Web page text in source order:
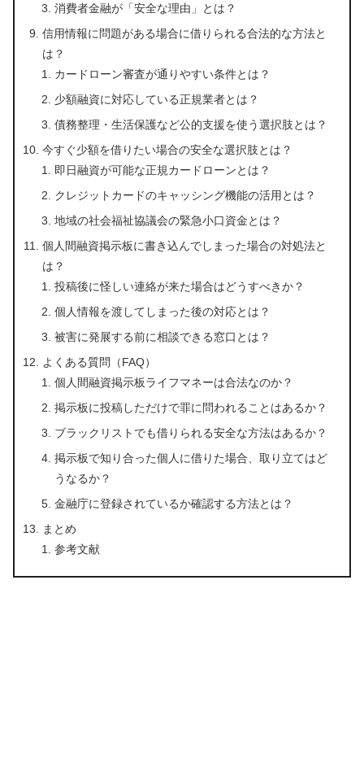
消費者金融が「安全な理由」とは？
信用情報に問題がある場合に借りられる合法的な方法と
は？
カードローン審査が通りやすい条件とは？
少額融資に対応している正規業者とは？
債務整理・生活保護など公的支援を使う選択肢とは？
今すぐ少額を借りたい場合の安全な選択肢とは？
即日融資が可能な正規カードローンとは？
クレジットカードのキャッシング機能の活用とは？
地域の社会福祉協議会の緊急小口資金とは？
個人間融資掲示板に書き込んでしまった場合の対処法と
は？
投稿後に怪しい連絡が来た場合はどうすべきか？
個人情報を渡してしまった後の対応とは？
被害に発展する前に相談できる窓口とは？
よくある質問（FAQ）
個人間融資掲示板ライフマネーは合法なのか？
掲示板に投稿しただけで罪に問われることはあるか？
ブラックリストでも借りられる安全な方法はあるか？
掲示板で知り合った個人に借りた場合、取り立てはど
うなるか？
金融庁に登録されているか確認する方法とは？
まとめ
参考文献